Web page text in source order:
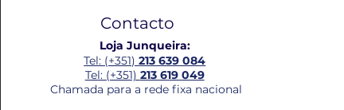
Contacto
Loja Junqueira:
Tel: (+351)213 639 084
Tel: (+351) 213 619 049
Chamada para a rede fixa nacional